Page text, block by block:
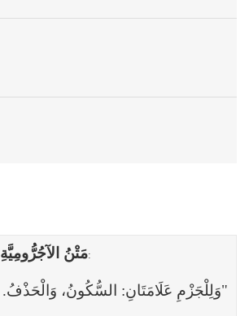
مَتْنُ الآجُرُّومِيَّةِ:
"وَلِلْجَزْمِ عَلَامَتَانِ: السُّكُونُ، وَالْحَذْفُ.